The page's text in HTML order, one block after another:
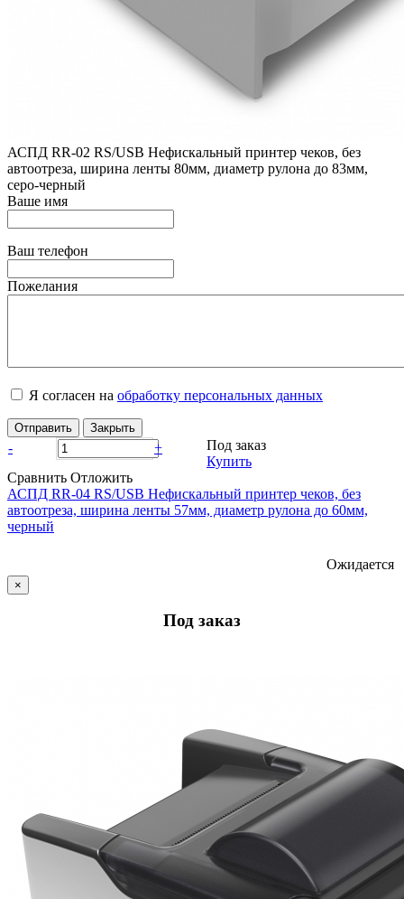
АСПД RR-02 RS/USB Нефискальный принтер чеков, без
автоотреза, ширина ленты 80мм, диаметр рулона до 83мм,
серо-черный
Ваше имя
Ваш телефон
Пожелания
Я согласен на обработку персональных данных
Отправить Закрыть
- +
Под заказ
Купить
Сравнить Отложить
АСПД RR-04 RS/USB Нефискальный принтер чеков, без
автоотреза, ширина ленты 57мм, диаметр рулона до 60мм,
черный
Ожидается
×
Под заказ